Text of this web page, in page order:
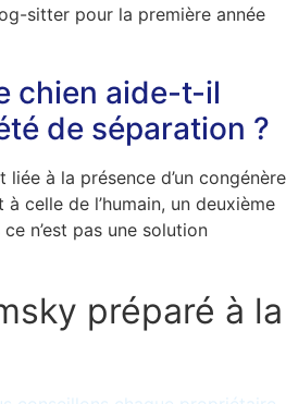
sitter pour la première année
chien aide-t-il
de séparation ?
liée à la présence d’un congénère
celle de l’humain, un deuxième
n’est pas une solution
préparé à la